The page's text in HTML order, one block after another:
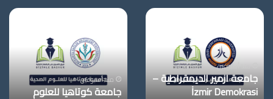
جامعة
الديمقراطية
–
İzmir
Demokrasi
Üniversitesi
منذ أسبوعين
جامعة ازمير الديمقراطية –
İzmir Demokrasi
جامعة
الصحية
منذ أسبوعين
جامعة كوتاهيا للعلوم